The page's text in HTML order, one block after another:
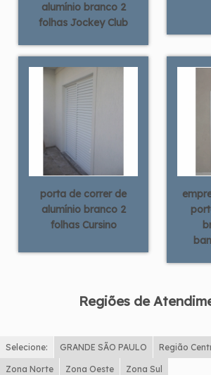
alumínio branco 2
folhas Jockey Club
porta de correr de
alumínio branco 2
folhas Cursino
Regiões de
Selecione: GRANDE SÃO PAULO Região
Zona Norte Zona Oeste Zona Sul